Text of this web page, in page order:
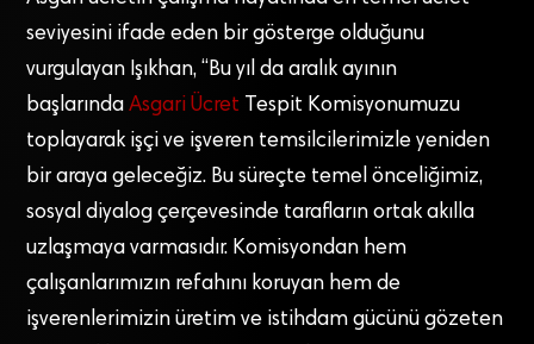
seviyesini ifade eden bir gösterge olduğunu
vurgulayan Işıkhan, “Bu yıl da aralık ayının
başlarındaAsgari Ücret Tespit Komisyonumuzu
toplayarak işçi ve işveren temsilcilerimizle yeniden
bir araya geleceğiz. Bu süreçte temel önceliğimiz,
sosyal diyalog çerçevesinde tarafların ortak akılla
uzlaşmaya varmasıdır. Komisyondan hem
çalışanlarımızın refahını koruyan hem de
işverenlerimizin üretim ve istihdam gücünü gözeten